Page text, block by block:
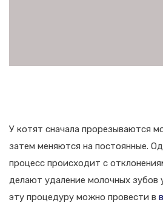
У котят сначала прорезываются
затем меняются на постоянные.
процесс происходит с
делают удаление молочных зубов
эту процедуру можно провести в